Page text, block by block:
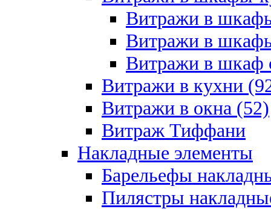
Витражи в
Витражи в
Витражи в шкаф
Витражи в кухни
Витражи в окна (52)
Витраж Тиффани
Накладные элементы
Барельефы
Пилястры